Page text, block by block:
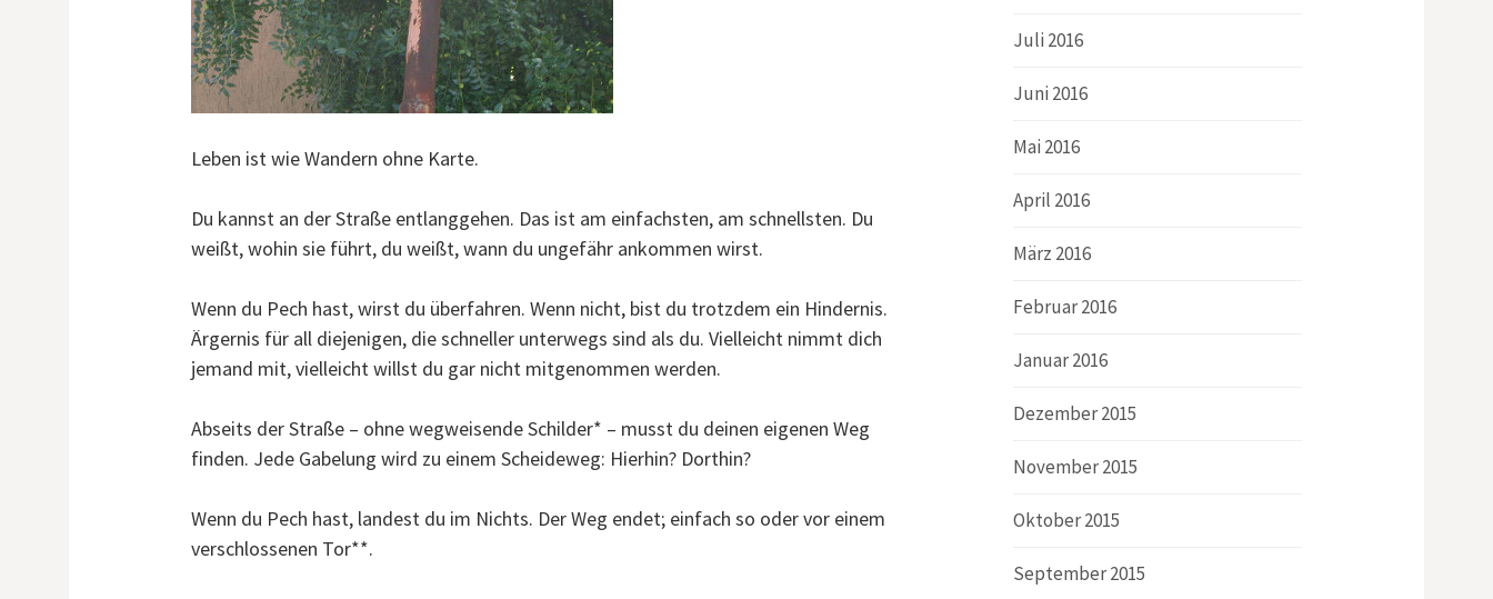
Leben ist wie Wandern ohne Karte.
Du kannst an der Straße entlanggehen. Das ist am einfachsten, am schnellsten. Du
weißt, wohin sie führt, du weißt, wann du ungefähr ankommen wirst.
Wenn du Pech hast, wirst du überfahren. Wenn nicht, bist du trotzdem ein Hindernis.
Ärgernis für all diejenigen, die schneller unterwegs sind als du. Vielleicht nimmt dich
jemand mit, vielleicht willst du gar nicht mitgenommen werden.
Abseits der Straße – ohne wegweisende Schilder* – musst du deinen eigenen Weg
finden. Jede Gabelung wird zu einem Scheideweg: Hierhin? Dorthin?
Wenn du Pech hast, landest du im Nichts. Der Weg endet; einfach so oder vor einem
verschlossenen Tor**.
Juli 2016
Juni 2016
Mai 2016
April 2016
März 2016
Februar 2016
Januar 2016
Dezember 2015
November 2015
Oktober 2015
September 2015